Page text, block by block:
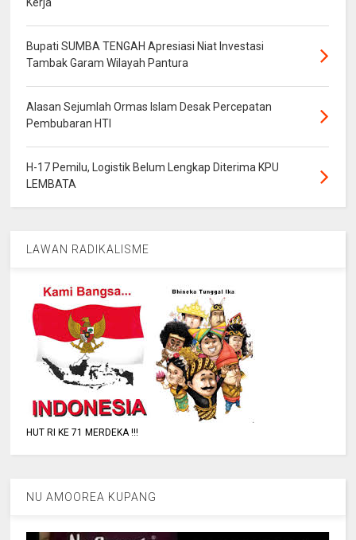
miniatur Indonesia, rumah bagi semua. "Kami berharap legiatan ini
terlaksana dalam suasana ceria, aman, damai, penuh dengan
persaudaraan, kekeluargaan, dan persatuan. Kami berharap karena ini
acara deklarasi Alumni Jogja, kita harap yang hadir tidak membawa
atribut partai atau ormas," pungkasnya.
Bupati SUMBA TENGAH Apresiasi Niat Investasi
Tambak Garam Wilayah Pantura
Alasan Sejumlah Ormas Islam Desak Percepatan
Pembubaran HTI
H-17 Pemilu, Logistik Belum Lengkap Diterima KPU
LEMBATA
LAWAN RADIKALISME
HUT RI KE 71 MERDEKA !!!
NU AMOOREA KUPANG